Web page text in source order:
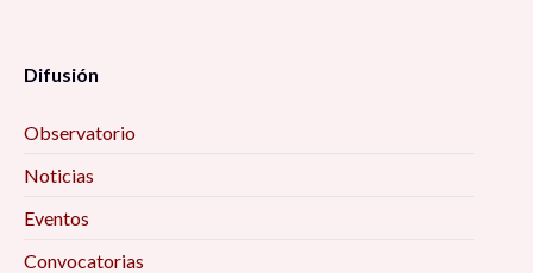
Difusión
Observatorio
Noticias
Eventos
Convocatorias